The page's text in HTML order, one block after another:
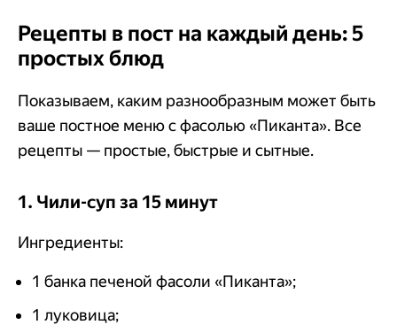
Рецепты в пост на каждый день: 5
простых блюд
Показываем, каким разнообразным может быть
ваше постное меню с фасолью «Пиканта». Все
рецепты — простые, быстрые и сытные.
1. Чили-суп за 15 минут
Ингредиенты:
1 банка печеной фасоли «Пиканта»;
1 луковица;